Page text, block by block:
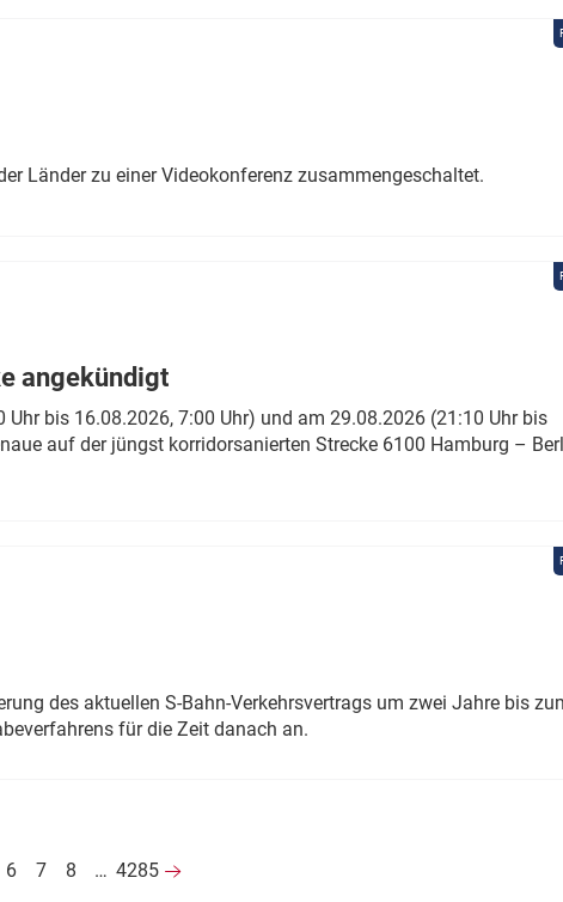
Länder zu einer Videokonferenz zusammengeschaltet.
angekündigt
bis 16.08.2026, 7:00 Uhr) und am 29.08.2026 (21:10 Uhr bis
auf der jüngst korridorsanierten Strecke 6100 Hamburg –
des aktuellen S-Bahn-Verkehrsvertrags um zwei Jahre bis
für die Zeit danach an.
6 7 8 … 4285